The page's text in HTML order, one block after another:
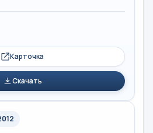
Карточка
Скачать